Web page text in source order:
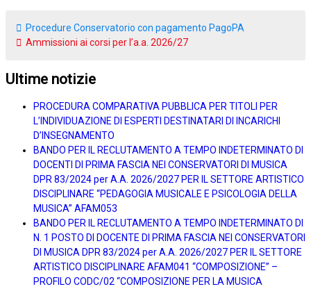
Procedure Conservatorio con pagamento PagoPA
Ammissioni ai corsi per l’a.a. 2026/27
Ultime notizie
PROCEDURA COMPARATIVA PUBBLICA PER TITOLI PER
L’INDIVIDUAZIONE DI ESPERTI DESTINATARI DI INCARICHI
D’INSEGNAMENTO
BANDO PER IL RECLUTAMENTO A TEMPO INDETERMINATO DI
DOCENTI DI PRIMA FASCIA NEI CONSERVATORI DI MUSICA
DPR 83/2024 per A.A. 2026/2027 PER IL SETTORE ARTISTICO
DISCIPLINARE “PEDAGOGIA MUSICALE E PSICOLOGIA DELLA
MUSICA” AFAM053
BANDO PER IL RECLUTAMENTO A TEMPO INDETERMINATO DI
N. 1 POSTO DI DOCENTE DI PRIMA FASCIA NEI CONSERVATORI
DI MUSICA DPR 83/2024 per A.A. 2026/2027 PER IL SETTORE
ARTISTICO DISCIPLINARE AFAM041 “COMPOSIZIONE” –
PROFILO CODC/02 “COMPOSIZIONE PER LA MUSICA